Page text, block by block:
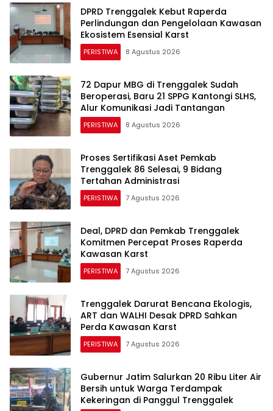
DPRD Trenggalek Kebut Raperda
Perlindungan dan Pengelolaan Kawasan
Ekosistem Esensial Karst
PERISTIWA 8 Agustus 2026
72 Dapur MBG di Trenggalek Sudah
Beroperasi, Baru 21 SPPG Kantongi SLHS,
Alur Komunikasi Jadi Tantangan
PERISTIWA 8 Agustus 2026
Proses Sertifikasi Aset Pemkab
Trenggalek 86 Selesai, 9 Bidang
Tertahan Administrasi
PERISTIWA 7 Agustus 2026
Deal, DPRD dan Pemkab Trenggalek
Komitmen Percepat Proses Raperda
Kawasan Karst
PERISTIWA 7 Agustus 2026
Trenggalek Darurat Bencana Ekologis,
ART dan WALHI Desak DPRD Sahkan
Perda Kawasan Karst
PERISTIWA 7 Agustus 2026
Gubernur Jatim Salurkan 20 Ribu Liter Air
Bersih untuk Warga Terdampak
Kekeringan di Panggul Trenggalek